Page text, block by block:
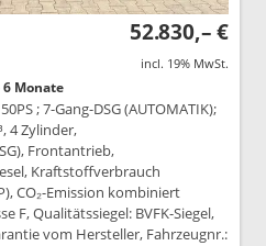
52.830,– €
incl. 19% MwSt.
Monate
; 7-Gang-DSG (AUTOMATIK);
4 Zylinder,
Frontantrieb,
Kraftstoffverbrauch
CO₂-Emission kombiniert
F, Qualitätssiegel: BVFK-Siegel,
vom Hersteller, Fahrzeugnr.: